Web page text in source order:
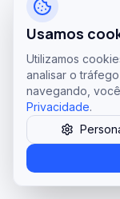
Usamos
Utilizamos
analisar o
navegando,
Privacidade.